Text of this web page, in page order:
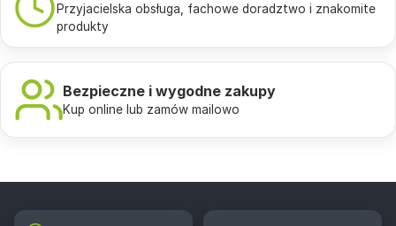
Przyjacielska obsługa, fachowe doradztwo i znakomite
produkty
Bezpieczne i wygodne zakupy
Kup online lub zamów mailowo